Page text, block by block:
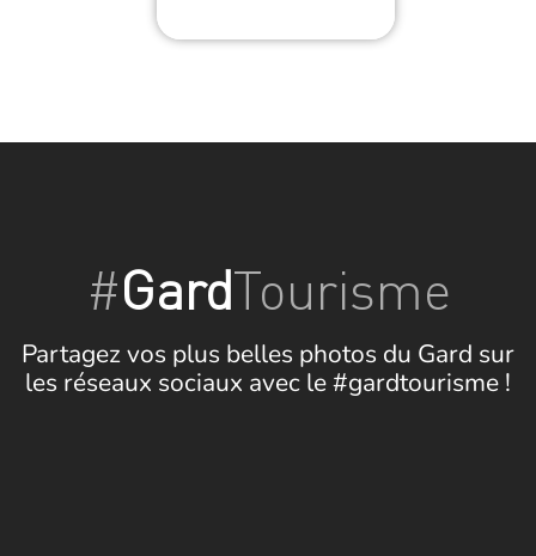
#GardTourisme
Partagez vos plus belles photos du Gard sur
les réseaux sociaux avec le #gardtourisme !